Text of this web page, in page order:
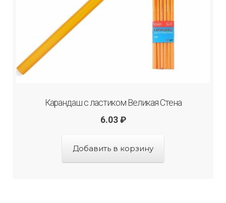
Карандаш с ластиком Великая Стена
6.03 ₽
Добавить в корзину